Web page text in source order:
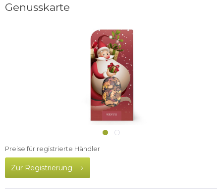
Genusskarte
Preise für registrierte Händler
Zur Registrierung